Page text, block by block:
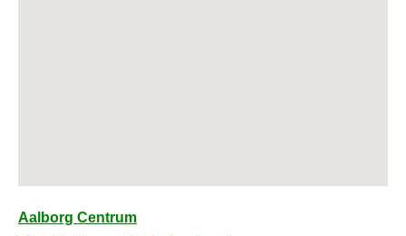
Aalborg Centrum